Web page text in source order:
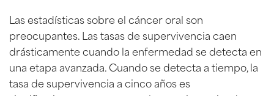
Las estadísticas sobre el cáncer oral son
preocupantes. Las tasas de supervivencia caen
drásticamente cuando la enfermedad se detecta en
una etapa avanzada. Cuando se detecta a tiempo, la
tasa de supervivencia a cinco años es